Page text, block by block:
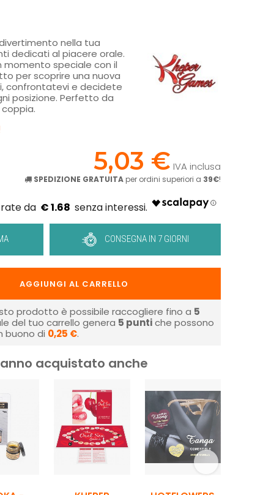
nella tua
dedicati al piacere orale.
momento speciale con il
per scoprire una nuova
confrontatevi e decidete
posizione. Perfetto da
5,03 € IVA inclusa
SPEDIZIONE GRATUITA per ordini superiori a 39€!
€ 1.68
CONSEGNA IN 7 GIORNI
AGGIUNGI AL CARRELLO
prodotto è possibile raccogliere fino a 5
del tuo carrello genera 5 puntiche possono
buono di 0,25 €.
acquistato anche